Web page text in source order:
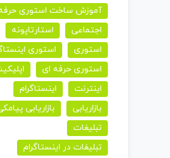
آموزش ساخت استوری
اجتماعی
استارتاپونه
استوری
استوری
استوری حرفه ای
اینترنت
اینستاگرام
بازاریابی
بازاریابی
تبلیغات
تبلیغات در اینستاگرام